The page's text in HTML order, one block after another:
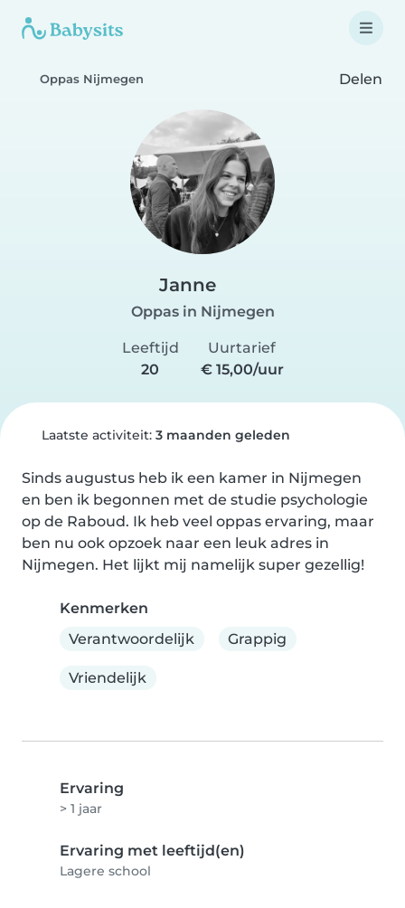
Oppas Nijmegen Delen
Janne
Oppas in Nijmegen
Leeftijd
20
Uurtarief
€ 15,00/uur
Laatste activiteit: 3 maanden geleden
Sinds augustus heb ik een kamer in Nijmegen
en ben ik begonnen met de studie psychologie
op de Raboud. Ik heb veel oppas ervaring, maar
ben nu ook opzoek naar een leuk adres in
Nijmegen. Het lijkt mij namelijk super gezellig!
Kenmerken
Verantwoordelijk
Grappig
Vriendelijk
Ervaring
> 1 jaar
Ervaring met leeftijd(en)
Lagere school